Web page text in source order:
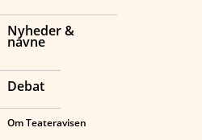
Nyheder &
navne
Debat
Om Teateravisen